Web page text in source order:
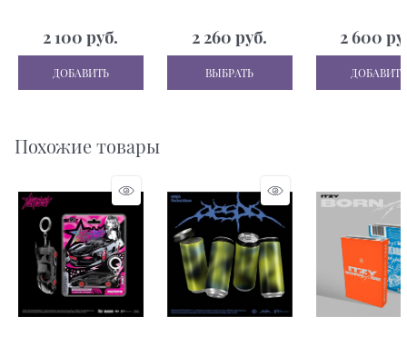
2 100 руб.
ДОБАВИТЬ
2 260 руб.
ВЫБРАТЬ
2 600
ДОБАВИТЬ
Похожие товары